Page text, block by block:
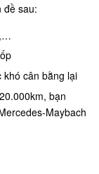
đề sau:
khó cân bằng lại
bạn
Maybach